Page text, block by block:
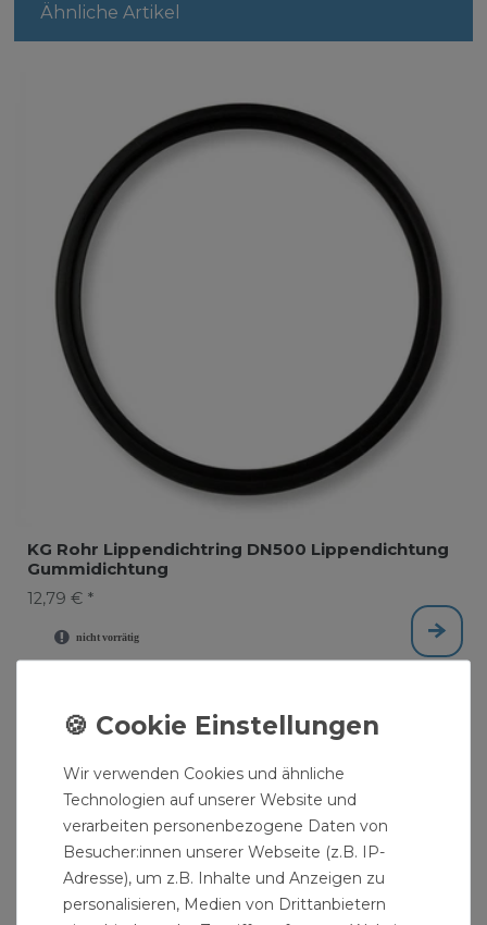
Ähnliche Artikel
KG Rohr Lippendichtring DN500 Lippendichtung
Gummidichtung
12,79 € *
Wir verwenden Cookies und ähnliche
Technologien auf unserer Website und
verarbeiten personenbezogene Daten von
Besucher:innen unserer Webseite (z.B. IP-
Adresse), um z.B. Inhalte und Anzeigen zu
personalisieren, Medien von Drittanbietern